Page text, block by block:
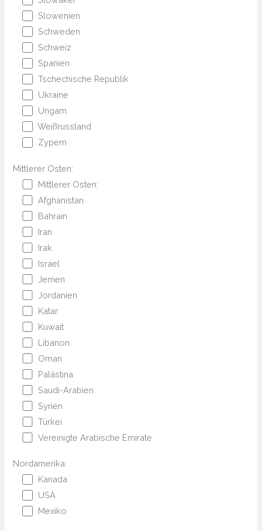
Slowenien
Schweden
Schweiz
Spanien
Tschechische Republik
Ukraine
Ungarn
Weißrussland
Zypern
Mittlerer Osten:
Mittlerer Osten:
Afghanistan
Bahrain
Iran
Irak
Israel
Jemen
Jordanien
Katar
Kuwait
Libanon
Oman
Palästina
Saudi-Arabien
Syrien
Türkei
Vereinigte Arabische Emirate
Nordamerika:
Kanada
USA
Mexiko